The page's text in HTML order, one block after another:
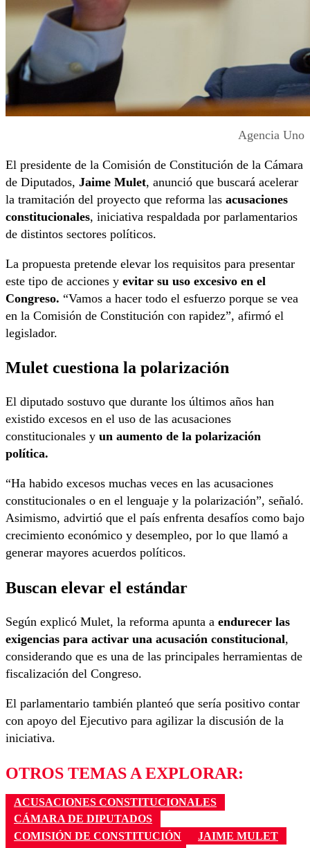
Agencia Uno
El presidente de la Comisión de Constitución de la Cámara
de Diputados, Jaime Mulet, anunció que buscará acelerar
la tramitación del proyecto que reforma las acusaciones
constitucionales, iniciativa respaldada por parlamentarios
de distintos sectores políticos.
La propuesta pretende elevar los requisitos para presentar
este tipo de acciones y evitar su uso excesivo en el
Congreso. “Vamos a hacer todo el esfuerzo porque se vea
en la Comisión de Constitución con rapidez”, afirmó el
legislador.
Mulet cuestiona la polarización
El diputado sostuvo que durante los últimos años han
existido excesos en el uso de las acusaciones
constitucionales y un aumento de la polarización
política.
“Ha habido excesos muchas veces en las acusaciones
constitucionales o en el lenguaje y la polarización”, señaló.
Asimismo, advirtió que el país enfrenta desafíos como bajo
crecimiento económico y desempleo, por lo que llamó a
generar mayores acuerdos políticos.
Buscan elevar el estándar
Según explicó Mulet, la reforma apunta a endurecer las
exigencias para activar una acusación constitucional,
considerando que es una de las principales herramientas de
fiscalización del Congreso.
El parlamentario también planteó que sería positivo contar
con apoyo del Ejecutivo para agilizar la discusión de la
iniciativa.
OTROS TEMAS A EXPLORAR:
ACUSACIONES CONSTITUCIONALES
CÁMARA DE DIPUTADOS
COMISIÓN DE CONSTITUCIÓN
JAIME MULET